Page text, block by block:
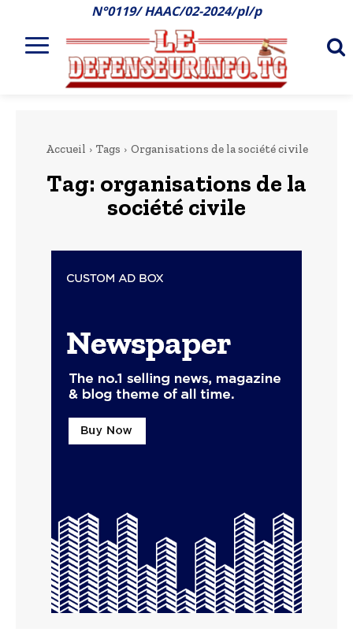
N°0119/ HAAC/02-2024/pl/p
Accueil Tags Organisations de la société civile
Tag: organisations de la
société civile